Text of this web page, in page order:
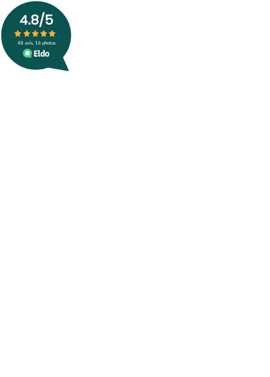
4.8/5
48avis, 16 photos